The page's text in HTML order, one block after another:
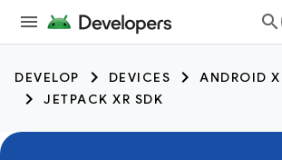
DEVELOP DEVICES
ANDROID
JETPACK XR SDK